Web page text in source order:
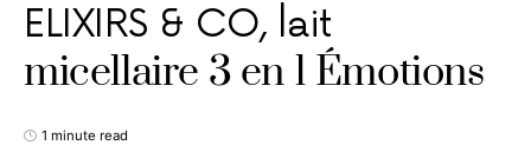
ELIXIRS & CO, lait
micellaire 3 en 1 Émotions
1 minute read